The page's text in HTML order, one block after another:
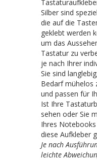
Silber sind
die auf die
geklebt werden
um das
Tastatur zu
je nach Ihrer
Sie sind
Bedarf mühelos
und passen für
Ist Ihre
sehen oder Sie
Ihres
diese Aufkleber
Je nach
leichte